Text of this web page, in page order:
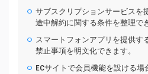
サブスクリプションサービス
途中解約に関する条件を整理で
スマートフォンアプリを提供
禁止事項を明文化できます。
ECサイトで会員機能を設ける